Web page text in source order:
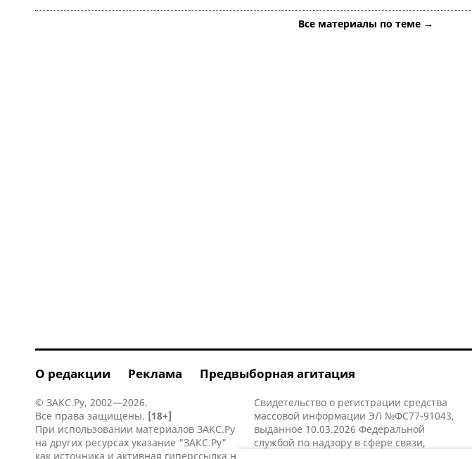
Все материалы по теме →
О редакции Реклама Предвыборная агитация
© ЗАКС.Ру, 2002—2026.
Все права защищены. [18+]
При использовании материалов ЗАКС.Ру
на других ресурсах указание "ЗАКС.Ру"
как источника и активная гиперссылка на
Свидетельство о регистрации средства
массовой информации ЭЛ №ФС77-91043,
выданное 10.03.2026 Федеральной
службой по надзору в сфере связи,